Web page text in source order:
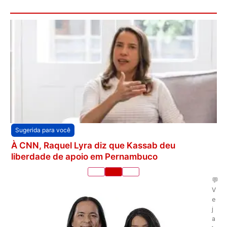
Sugerida para você
À CNN, Raquel Lyra diz que Kassab deu
liberdade de apoio em Pernambuco
💬
V
e
j
a